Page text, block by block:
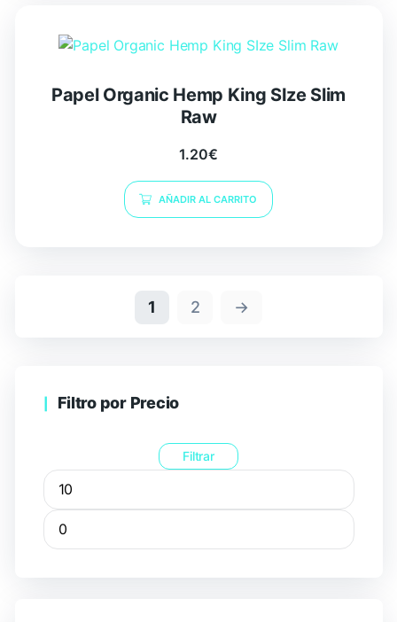
Papel Organic Hemp King SIze Slim
Raw
1.20€
AÑADIR AL CARRITO
1 2 →
Filtro por Precio
Filtrar